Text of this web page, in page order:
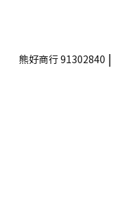
熊好商行 91302840 |